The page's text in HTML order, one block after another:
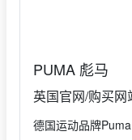
PUMA 彪马
英国官网/购买网
德国运动品牌